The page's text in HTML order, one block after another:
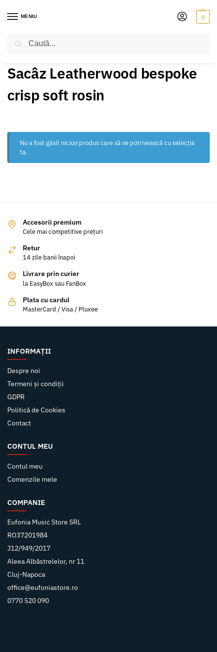
MENIU 0
Sacâz Leatherwood bespoke
crisp soft rosin
Nu a fost găsit niciun produs care să se potrivească cu selecția
ta.
Accesorii premium
Cele mai competitive prețuri
Retur
14 zile banii înapoi
Livrare prin curier
la EasyBox sau FanBox
Plata cu cardul
MasterCard / Visa / Pluxee
INFORMAȚII
Despre noi
Termeni și condiții
GDPR
Politică de Cookies
Contact
CONTUL MEU
Contul meu
Comenzile mele
COMPANIE
Eufonia Music Store SRL
RO37201984
J12/949/2017
Aleea Albăstrelelor, nr 11
Cluj-Napoca
office@eufoniastore.ro
0770 520 090